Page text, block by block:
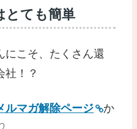
とても簡単
にこそ、たくさん還
社！？
ルマガ解除ページ
か